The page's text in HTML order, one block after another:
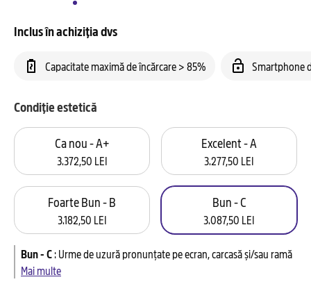
Inclus în achiziția dvs
Capacitate maximă de încărcare > 85% Smartphone
Condiție estetică
Ca nou - A+
3.372,50 LEI
Excelent - A
3.277,50 LEI
Foarte Bun - B
3.182,50 LEI
Bun - C
3.087,50 LEI
Bun - C:Urme de uzură pronunțate pe ecran, carcasă și/sau ramă
Mai multe